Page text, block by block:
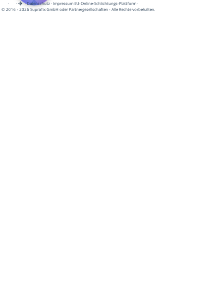
· · ·Datenschutz·Impressum EU-Online-Schlichtungs-Plattform·
© 2016 - 2026 SupraTix GmbH oder Partnergesellschaften - Alle Rechte vorbehalten.